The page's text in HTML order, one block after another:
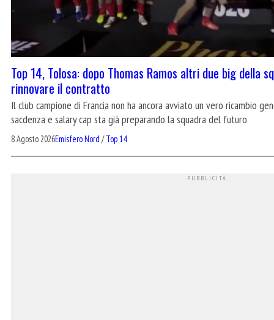
Top 14, Tolosa: dopo Thomas Ramos altri due big della
rinnovare il contratto
Il club campione di Francia non ha ancora avviato un vero ricambio
sacdenza e salary cap sta già preparando la squadra del futuro
8 Agosto 2026Emisfero Nord /Top 14